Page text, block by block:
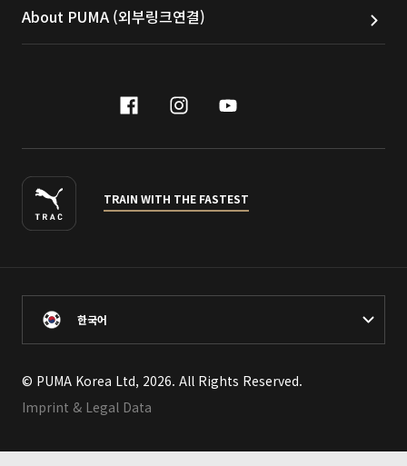
About PUMA (외부링크연결)
facebook
instagram
youtube
TRAIN WITH THE FASTEST
한국어
© PUMA Korea Ltd, 2026. All Rights Reserved.
Imprint & Legal Data